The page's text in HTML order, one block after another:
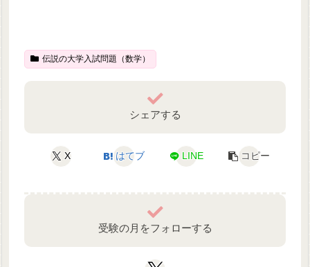
伝説の大学入試問題（数学）
シェアする
X はてブ LINE コピー
受験の月をフォローする